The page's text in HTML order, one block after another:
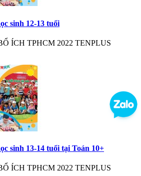
sinh 12-13 tuổi
ÍCH TPHCM 2022 TENPLUS
sinh 13-14 tuổi tại Toán 10+
ÍCH TPHCM 2022 TENPLUS